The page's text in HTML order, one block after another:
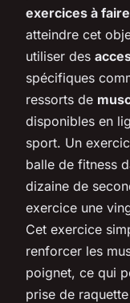
exercices à
atteindre cet
utiliser des
spécifiques
ressorts de
disponibles en
sport. Un
balle de fitness
dizaine de
exercice une
Cet exercice
renforcer les
poignet, ce qui
prise de